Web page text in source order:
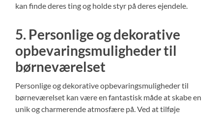
kan finde deres ting og holde styr på deres ejendele.
5. Personlige og dekorative
opbevaringsmuligheder til
børneværelset
Personlige og dekorative opbevaringsmuligheder til
børneværelset kan være en fantastisk måde at skabe en
unik og charmerende atmosfære på. Ved at tilføje